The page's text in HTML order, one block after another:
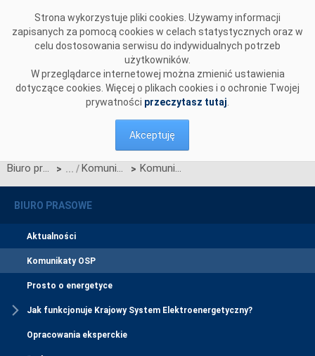
Strona wykorzystuje pliki cookies. Używamy informacji
zapisanych za pomocą cookies w celach statystycznych oraz w
celu dostosowania serwisu do indywidualnych potrzeb
użytkowników.
W przeglądarce internetowej można zmienić ustawienia
dotyczące cookies. Więcej o plikach cookies i o ochronie Twojej
prywatności przeczytasz tutaj
Akceptuję
Biuro prasowe > Komunikaty OSP > Komunikat OSP dotyczący zawieszenia procesu Jednolitego łączenia Rynków Dnia Bieżącego w dniu 29.05.2023.
BIURO PRASOWE
Aktualności
Komunikaty OSP
Prosto o energetyce
Jak funkcjonuje Krajowy System Elektroenergetyczny?
Opracowania eksperckie